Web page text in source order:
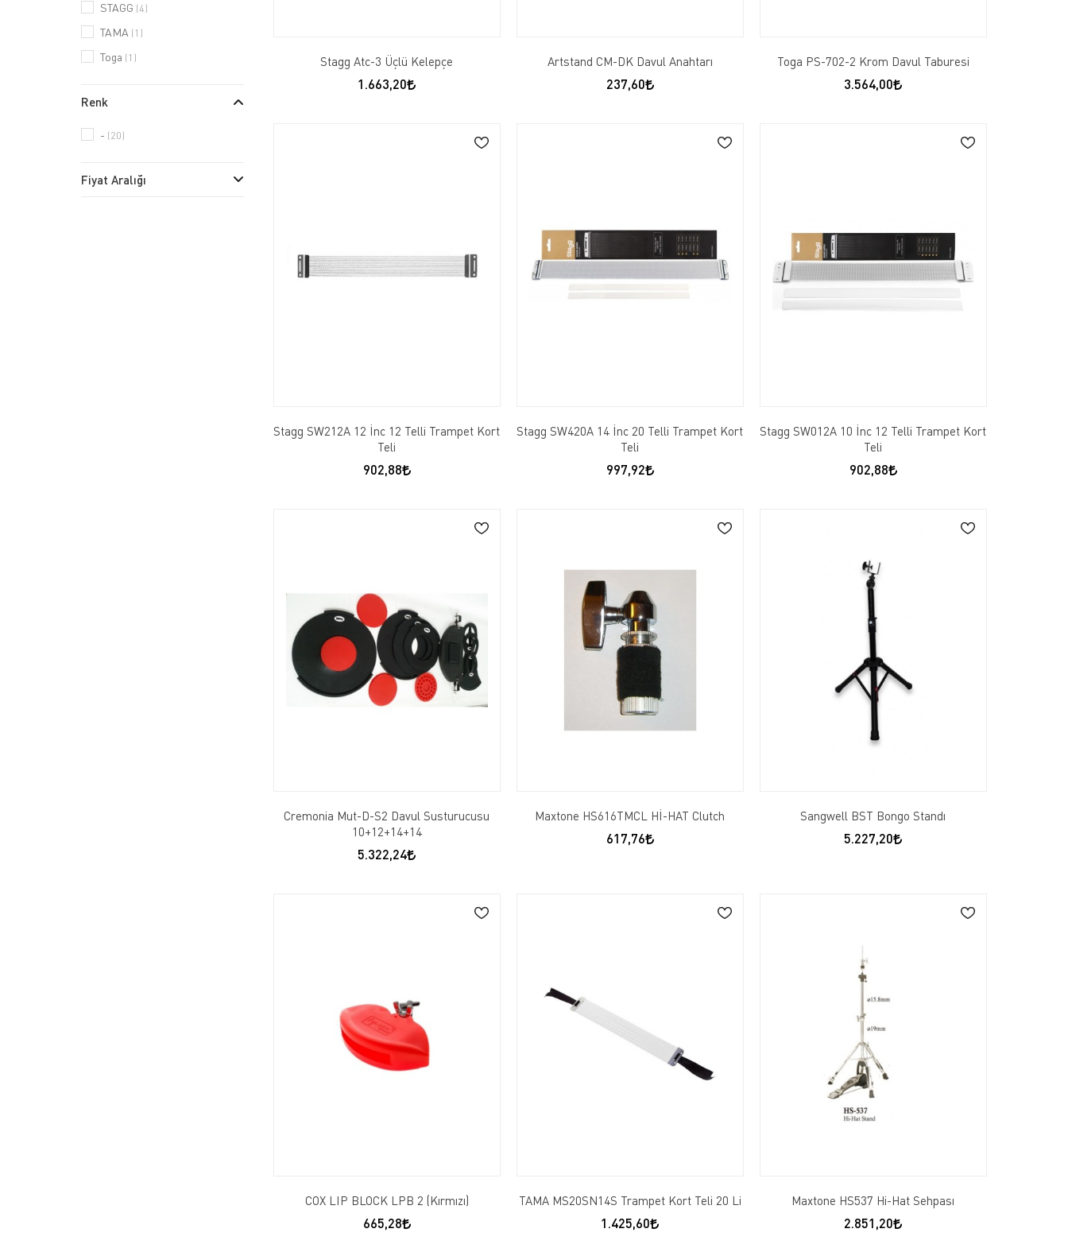
STAGG (4)
TAMA (1)
Toga (1)
Renk
- (20)
Fiyat Aralığı
Stagg Atc-3 Üçlü Kelepçe
1.663,20
Artstand CM-DK Davul Anahtarı
237,60
Toga PS-702-2 Krom Davul Taburesi
3.564,00
Stagg SW212A 12 İnc 12 Telli Trampet Kort
Teli
902,88
Stagg SW420A 14 İnc 20 Telli Trampet Kort
Teli
997,92
Stagg SW012A 10 İnc 12 Telli Trampet Kort
Teli
902,88
Cremonia Mut-D-S2 Davul Susturucusu
10+12+14+14
5.322,24
Maxtone HS616TMCL Hİ-HAT Clutch
617,76
Sangwell BST Bongo Standı
5.227,20
COX LIP BLOCK LPB 2 (Kırmızı)
665,28
TAMA MS20SN14S Trampet Kort Teli 20 Li
1.425,60
Maxtone HS537 Hi-Hat Sehpası
2.851,20